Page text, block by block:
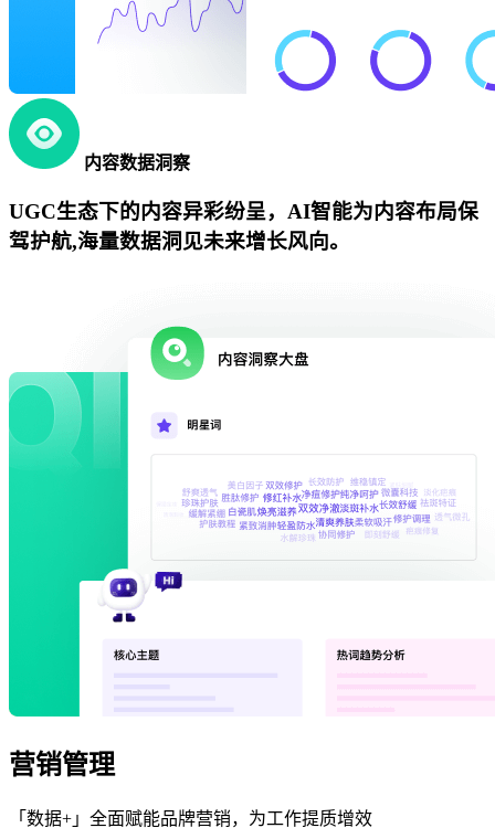
内容数据洞察
UGC生态下的内容异彩纷呈，AI智能为内容布局保
驾护航,海量数据洞见未来增长风向。
营销管理
「数据+」全面赋能品牌营销，为工作提质增效